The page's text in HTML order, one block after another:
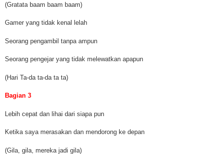
(Gratata baam baam baam)
Gamer yang tidak kenal lelah
Seorang pengambil tanpa ampun
Seorang pengejar yang tidak melewatkan apapun
(Hari Ta-da ta-da ta ta)
Bagian 3
Lebih cepat dan lihai dari siapa pun
Ketika saya merasakan dan mendorong ke depan
(Gila, gila, mereka jadi gila)